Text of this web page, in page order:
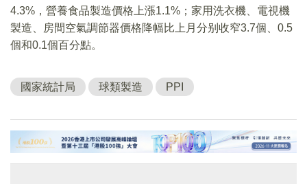
4.3%，營養食品製造價格上漲1.1%；家用洗衣機、電視機
製造、房間空氣調節器價格降幅比上月分别收窄3.7個、0.5
個和0.1個百分點。
國家統計局 球類製造 PPI